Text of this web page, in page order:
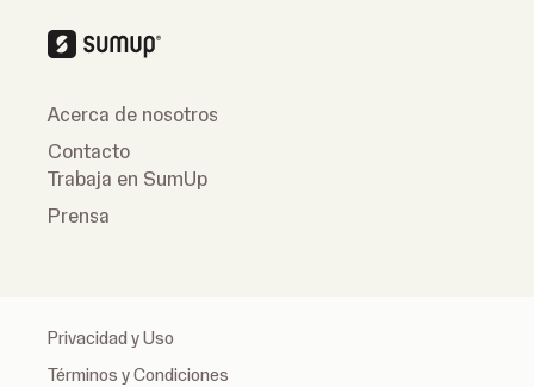
Acerca de nosotros
Contacto
Trabaja en SumUp
Prensa
Privacidad y Uso
Términos y Condiciones